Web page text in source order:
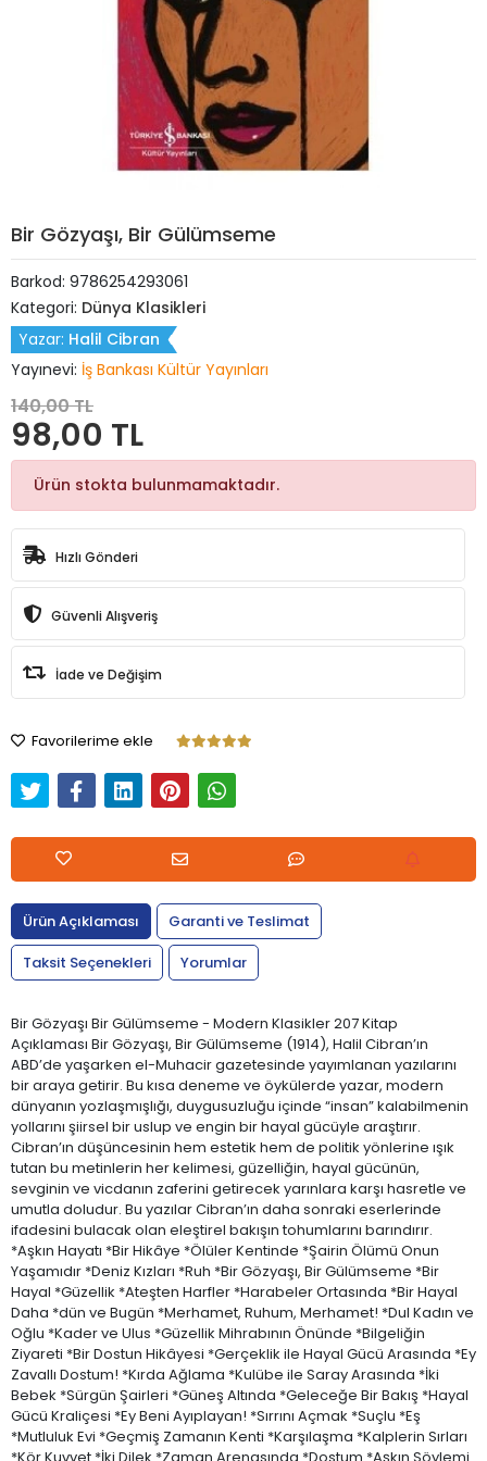
Bir Gözyaşı, Bir Gülümseme
Barkod: 9786254293061
Kategori: Dünya Klasikleri
Yazar: Halil Cibran
Yayınevi: İş Bankası Kültür Yayınları
140,00 TL
98,00 TL
Ürün stokta bulunmamaktadır.
Hızlı Gönderi
Güvenli Alışveriş
İade ve Değişim
Favorilerime ekle
Ürün Açıklaması
Garanti ve Teslimat
Taksit Seçenekleri
Yorumlar
Bir Gözyaşı Bir Gülümseme - Modern Klasikler 207 Kitap
Açıklaması Bir Gözyaşı, Bir Gülümseme (1914), Halil Cibran’ın
ABD’de yaşarken el-Muhacir gazetesinde yayımlanan yazılarını
bir araya getirir. Bu kısa deneme ve öykülerde yazar, modern
dünyanın yozlaşmışlığı, duygusuzluğu içinde “insan” kalabilmenin
yollarını şiirsel bir uslup ve engin bir hayal gücüyle araştırır.
Cibran’ın düşüncesinin hem estetik hem de politik yönlerine ışık
tutan bu metinlerin her kelimesi, güzelliğin, hayal gücünün,
sevginin ve vicdanın zaferini getirecek yarınlara karşı hasretle ve
umutla doludur. Bu yazılar Cibran’ın daha sonraki eserlerinde
ifadesini bulacak olan eleştirel bakışın tohumlarını barındırır.
*Aşkın Hayatı *Bir Hikâye *Ölüler Kentinde *Şairin Ölümü Onun
Yaşamıdır *Deniz Kızları *Ruh *Bir Gözyaşı, Bir Gülümseme *Bir
Hayal *Güzellik *Ateşten Harfler *Harabeler Ortasında *Bir Hayal
Daha *dün ve Bugün *Merhamet, Ruhum, Merhamet! *Dul Kadın ve
Oğlu *Kader ve Ulus *Güzellik Mihrabının Önünde *Bilgeliğin
Ziyareti *Bir Dostun Hikâyesi *Gerçeklik ile Hayal Gücü Arasında *Ey
Zavallı Dostum! *Kırda Ağlama *Kulübe ile Saray Arasında *İki
Bebek *Sürgün Şairleri *Güneş Altında *Geleceğe Bir Bakış *Hayal
Gücü Kraliçesi *Ey Beni Ayıplayan! *Sırrını Açmak *Suçlu *Eş
*Mutluluk Evi *Geçmiş Zamanın Kenti *Karşılaşma *Kalplerin Sırları